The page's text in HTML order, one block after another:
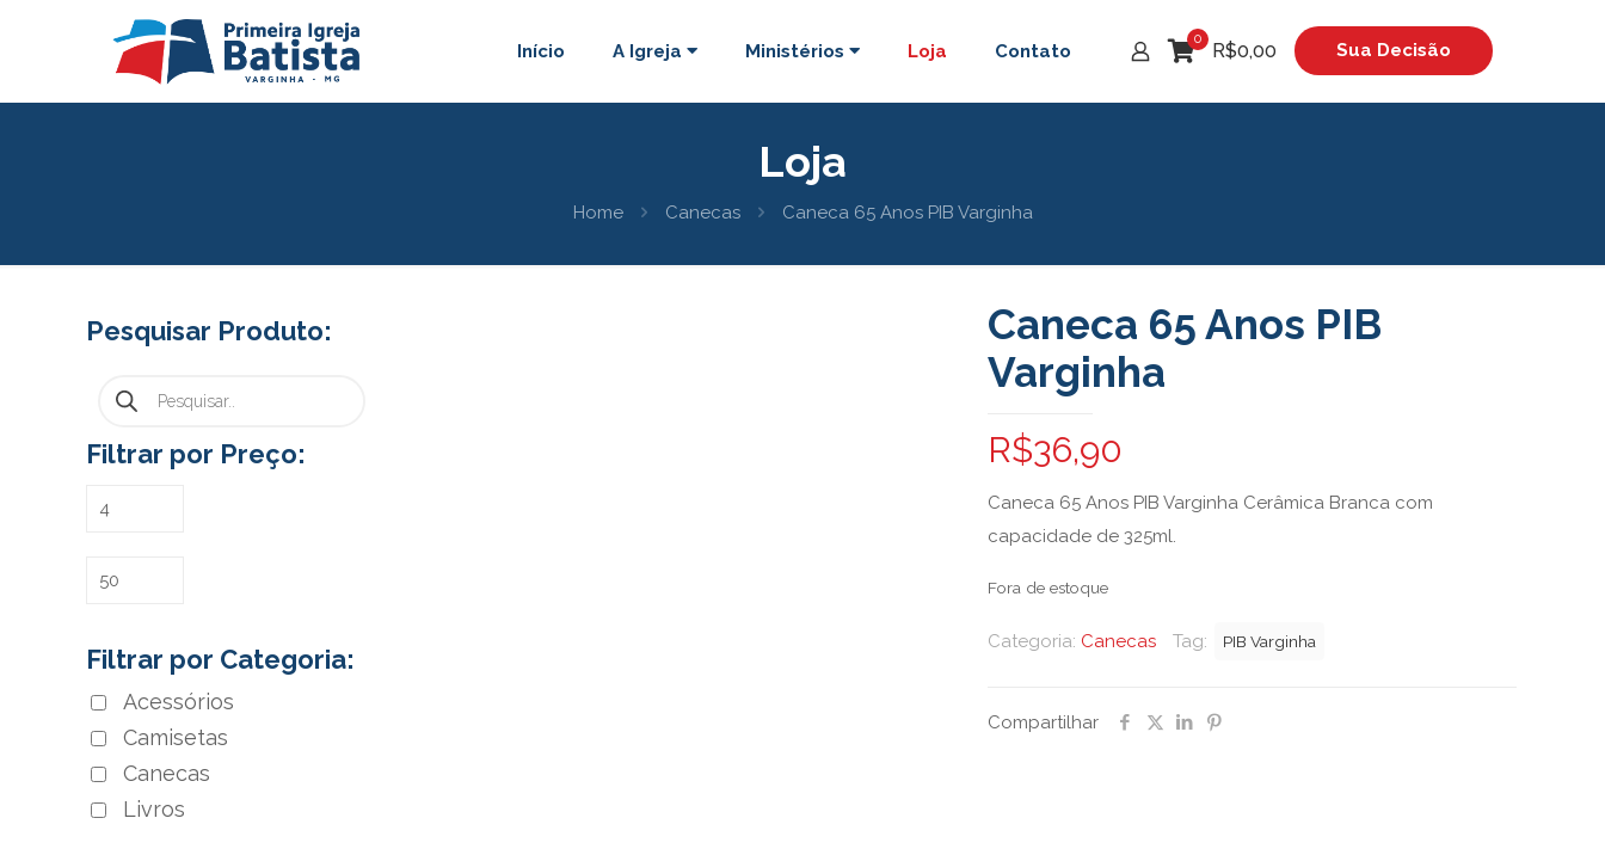
Início A Igreja Ministérios Loja Contato
0
R$0,00 Sua Decisão
Loja
Home Canecas Caneca 65 Anos PIB Varginha
Caneca 65 Anos PIB
Varginha
R$36,90
Caneca 65 Anos PIB Varginha Cerâmica Branca com
capacidade de 325ml.
Fora de estoque
Categoria: Canecas Tag: PIB Varginha
Compartilhar
Pesquisar Produto:
Pesquisar
produtos
Filtrar por Preço:
Filtrar por Categoria:
Acessórios
Camisetas
Canecas
Livros